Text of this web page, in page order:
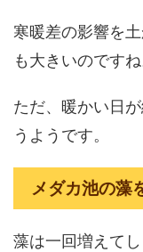
寒暖差の影響を
も大きいのですね
ただ、暖かい日
うようです。
メダカ池の藻
藻は一回増えて